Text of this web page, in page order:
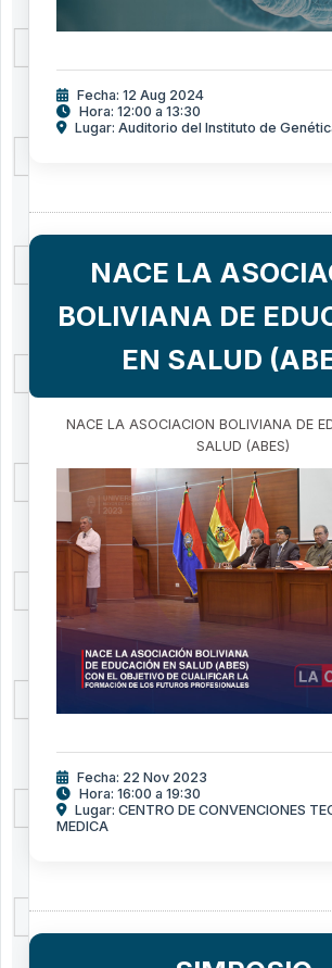
Fecha: 12 Aug 2024
Hora: 12:00 a 13:30
Lugar: Auditorio del Instituto de
NACE LA
BOLIVIANA DE
EN SALUD
NACE LA ASOCIACION BOLIVIANA DE
SALUD (ABES)
Fecha: 22 Nov 2023
Hora: 16:00 a 19:30
Lugar: CENTRO DE CONVENCIONES
MEDICA